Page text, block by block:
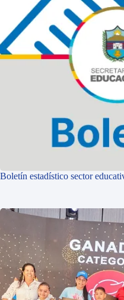
Boletín estadístico sector